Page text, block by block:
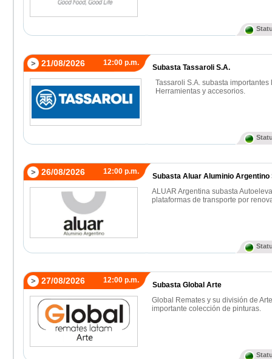
21/08/2026 12:00 p.m.
Subasta Tassaroli S.A.
Tassaroli S.A. subasta
Herramientas y accesorios.
26/08/2026 12:00 p.m.
Subasta Aluar Aluminio Argentino
ALUAR Argentina subasta
plataformas de transporte por
27/08/2026 12:00 p.m.
Subasta Global Arte
Global Remates y su división de
importante colección de pinturas.